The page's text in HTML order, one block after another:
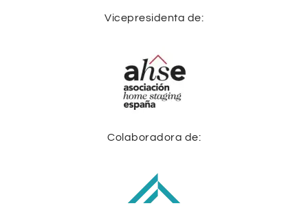
Vicepresidenta de:
Colaboradora de: